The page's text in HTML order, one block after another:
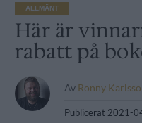
ALLMÄNT
Här är
rabatt på
Av Ronny
Publicerat 2021-